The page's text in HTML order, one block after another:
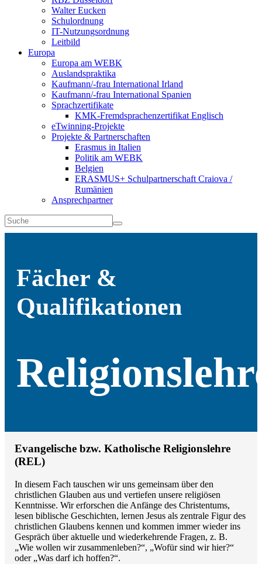
Walter Eucken
Schulordnung
IT-Nutzungsordnung
Leitbild
Europa
Europa am WEBK
Auslandspraktika
Kaufmann/-frau International Irland
Kaufmann/-frau International Spanien
Sprachzertifikate
KMK-Fremdsprachenzertifikat Englisch
eTwinning-Projekte
Projekte & Partnerschaften
Erasmus in Italien
Politik am WEBK
Belgien
ERASMUS+ Schulpartnerschaft Craiova /
Rumänien
Ansprechpartner
Fächer &
Qualifikationen
Evangelische bzw. Katholische Religionslehre
(REL)
In diesem Fach tauschen wir uns gemeinsam über den
christlichen Glauben aus und vertiefen unsere religiösen
Kenntnisse. Wir erforschen die Anfänge des Christentums,
lesen biblische Geschichten, lernen Jesus als zentrale Figur des
christlichen Glaubens kennen und kommen immer wieder ins
Gespräch über aktuelle und wiederkehrende Fragen, z. B.
„Wie wollen wir zusammenleben?“, „Wofür sind wir hier?“
oder „Was darf ich hoffen?“.